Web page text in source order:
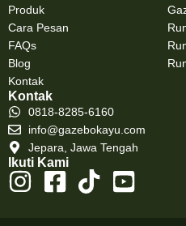
Produk
Cara Pesan
FAQs
Blog
Kontak
Kontak
0818-8285-6160
info@gazebokayu.com
Jepara, Jawa Tengah
Ikuti Kami